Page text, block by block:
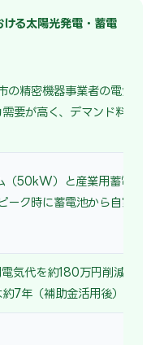
る太陽光発電・蓄電
の精密機器事業者の電気代
要が高く、デマンド料金
（50kW）と産業用蓄電
ーク時に蓄電池から自家消
気代を約180万円削減。売
7年（補助金活用後）。